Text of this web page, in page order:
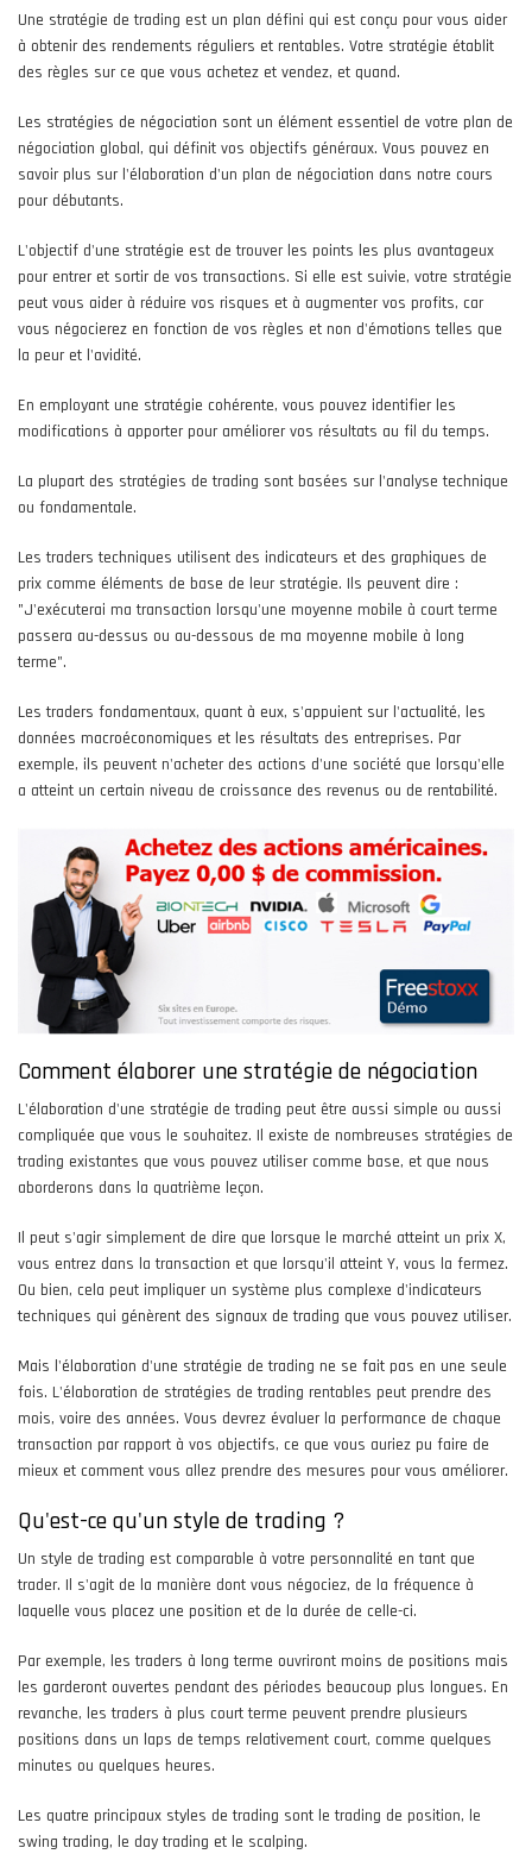
Une stratégie de trading est un plan défini qui est conçu pour vous aider
à obtenir des rendements réguliers et rentables. Votre stratégie établit
des règles sur ce que vous achetez et vendez, et quand.
Les stratégies de négociation sont un élément essentiel de votre plan de
négociation global, qui définit vos objectifs généraux. Vous pouvez en
savoir plus sur l'élaboration d'un plan de négociation dans notre cours
pour débutants.
L'objectif d'une stratégie est de trouver les points les plus avantageux
pour entrer et sortir de vos transactions. Si elle est suivie, votre stratégie
peut vous aider à réduire vos risques et à augmenter vos profits, car
vous négocierez en fonction de vos règles et non d'émotions telles que
la peur et l'avidité.
En employant une stratégie cohérente, vous pouvez identifier les
modifications à apporter pour améliorer vos résultats au fil du temps.
La plupart des stratégies de trading sont basées sur l'analyse technique
ou fondamentale.
Les traders techniques utilisent des indicateurs et des graphiques de
prix comme éléments de base de leur stratégie. Ils peuvent dire :
"J'exécuterai ma transaction lorsqu'une moyenne mobile à court terme
passera au-dessus ou au-dessous de ma moyenne mobile à long
terme".
Les traders fondamentaux, quant à eux, s'appuient sur l'actualité, les
données macroéconomiques et les résultats des entreprises. Par
exemple, ils peuvent n'acheter des actions d'une société que lorsqu'elle
a atteint un certain niveau de croissance des revenus ou de rentabilité.
Comment élaborer une stratégie de négociation
L'élaboration d'une stratégie de trading peut être aussi simple ou aussi
compliquée que vous le souhaitez. Il existe de nombreuses stratégies de
trading existantes que vous pouvez utiliser comme base, et que nous
aborderons dans la quatrième leçon.
Il peut s'agir simplement de dire que lorsque le marché atteint un prix X,
vous entrez dans la transaction et que lorsqu'il atteint Y, vous la fermez.
Ou bien, cela peut impliquer un système plus complexe d'indicateurs
techniques qui génèrent des signaux de trading que vous pouvez utiliser.
Mais l'élaboration d'une stratégie de trading ne se fait pas en une seule
fois. L'élaboration de stratégies de trading rentables peut prendre des
mois, voire des années. Vous devrez évaluer la performance de chaque
transaction par rapport à vos objectifs, ce que vous auriez pu faire de
mieux et comment vous allez prendre des mesures pour vous améliorer.
Qu'est-ce qu'un style de trading ?
Un style de trading est comparable à votre personnalité en tant que
trader. Il s'agit de la manière dont vous négociez, de la fréquence à
laquelle vous placez une position et de la durée de celle-ci.
Par exemple, les traders à long terme ouvriront moins de positions mais
les garderont ouvertes pendant des périodes beaucoup plus longues. En
revanche, les traders à plus court terme peuvent prendre plusieurs
positions dans un laps de temps relativement court, comme quelques
minutes ou quelques heures.
Les quatre principaux styles de trading sont le trading de position, le
swing trading, le day trading et le scalping.